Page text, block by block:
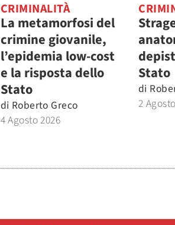
CRIMINALITÀ
La metamorfosi del
crimine giovanile,
l’epidemia low-cost
e la risposta dello
Stato
di Roberto Greco
4 Agosto 2026
Stato
di
2